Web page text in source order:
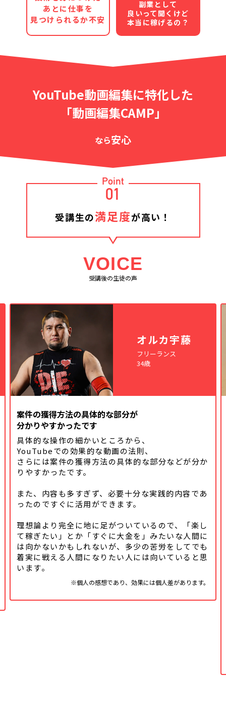
あとに仕事を
見つけられるか不安
副業として
良いって聞くけど
本当に稼げるの？
YouTube動画編集に特化した
「動画編集CAMP」
なら安心
Point
01
受講生の満足度が高い！
VOICE
受講後の生徒の声
オルカ宇藤
フリーランス
34歳
案件の獲得方法の具体的な部分が
分かりやすかったです
具体的な操作の細かいところから、
YouTubeでの効果的な動画の法則、
さらには案件の獲得方法の具体的な部分などが分か
りやすかったです。
また、内容も多すぎず、必要十分な実践的内容であ
ったのですぐに活用ができます。
理想論より完全に地に足がついているので、「楽し
て稼ぎたい」とか「すぐに大金を」みたいな人間に
は向かないかもしれないが、多少の苦労をしてでも
着実に戦える人間になりたい人には向いていると思
います。
※個人の感想であり、効果には個人差があります。